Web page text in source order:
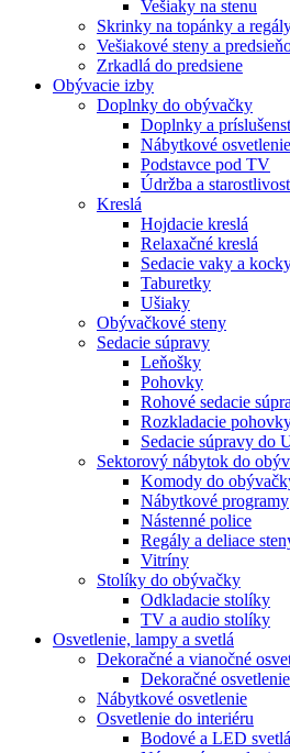
Vešiaky na stenu
Skrinky na topánky a
Vešiakové steny a
Zrkadlá do predsiene
Obývacie izby
Doplnky do obývačky
Doplnky a
Nábytkové osvetlenie
Podstavce pod TV
Údržba a
Kreslá
Hojdacie kreslá
Relaxačné kreslá
Sedacie vaky a
Taburetky
Ušiaky
Obývačkové steny
Sedacie súpravy
Leňošky
Pohovky
Rohové sedacie
Rozkladacie
Sedacie súpravy do
Sektorový nábytok do
Komody do
Nábytkové programy
Nástenné police
Regály a deliace
Vitríny
Stolíky do obývačky
Odkladacie stolíky
TV a audio stolíky
Osvetlenie, lampy a svetlá
Dekoračné a vianočné
Dekoračné osvetlenie
Nábytkové osvetlenie
Osvetlenie do interiéru
Bodové a LED svetlá